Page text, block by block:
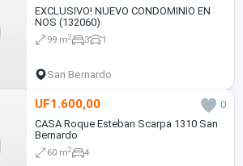
EXCLUSIVO! NUEVO CONDOMINIO EN
NOS (132060)
99 m2 3 1
San Bernardo
UF1.600,00
0
CASA Roque Esteban Scarpa 1310 San
Bernardo
60 m2 4